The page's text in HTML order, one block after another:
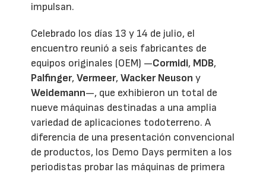
impulsan.
Celebrado los días 13 y 14 de julio, el
encuentro reunió a seis fabricantes de
equipos originales (OEM) —Cormidi, MDB,
Palfinger,Vermeer,Wacker Neuson y
Weidemann—, que exhibieron un total de
nueve máquinas destinadas a una amplia
variedad de aplicaciones todoterreno. A
diferencia de una presentación convencional
de productos, los Demo Days permiten a los
periodistas probar las máquinas de primera